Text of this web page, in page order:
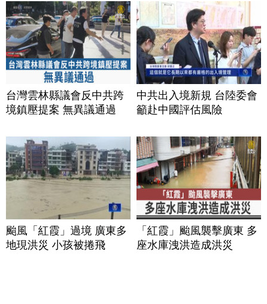
台灣雲林縣議會反中共跨
境鎮壓提案 無異議通過
中共出入境新規 台陸委會
籲赴中國評估風險
颱風「紅霞」過境 廣東多
地現洪災 小孩被捲飛
「紅霞」颱風襲擊廣東 多
座水庫洩洪造成洪災